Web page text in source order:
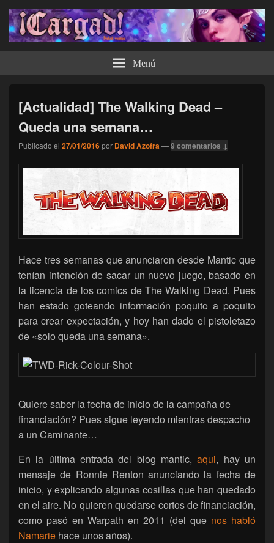
¡Cargad! Menú
[Actualidad] The Walking Dead –
Queda una semana…
Publicado el 27/01/2016por David Azofra—9 comentarios ↓
Hace tres semanas que anunciaron desde Mantic que
tenían intención de sacar un nuevo juego, basado en
la licencia de los comics de The Walking Dead. Pues
han estado goteando información poquito a poquito
para crear expectación, y hoy han dado el pistoletazo
de «solo queda una semana».
Quiere saber la fecha de inicio de la campaña de
financiación? Pues sigue leyendo mientras despacho
a un Caminante…
En la última entrada del blog mantic,aqui, hay un
mensaje de Ronnie Renton anunciando la fecha de
inicio, y explicando algunas cosillas que han quedado
en el aire. No quieren quedarse cortos de financiación,
como pasó en Warpath en 2011 (del que nos habló
Namarie hace unos años).